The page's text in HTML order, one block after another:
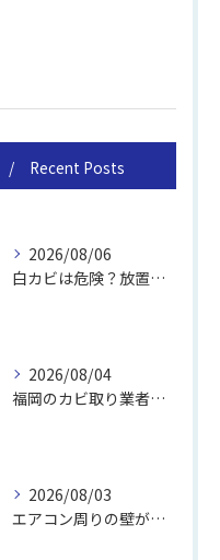
Recent Posts
2026/08/06
白カビは危険？放置のリスクと取り方
2026/08/04
福岡のカビ取り業者おすすめの選び方と費用
2026/08/03
エアコン周りの壁が結露しやすい理由